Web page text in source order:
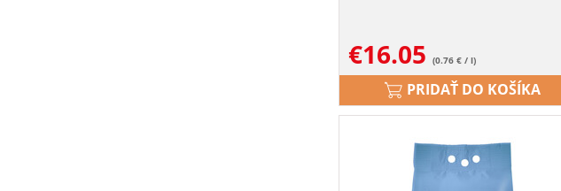
€16.05 (0.76 € / l)
PRIDAŤ DO KOŠÍKA